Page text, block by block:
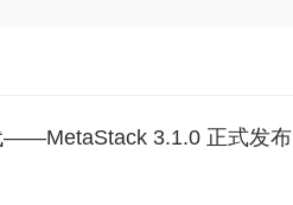
——MetaStack 3.1.0 正式发布